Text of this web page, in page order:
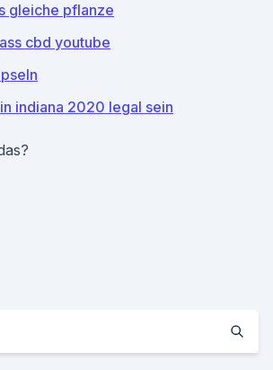
gleiche pflanze
cbd youtube
indiana 2020 legal sein